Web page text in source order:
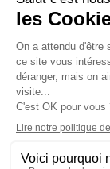
Contactez-